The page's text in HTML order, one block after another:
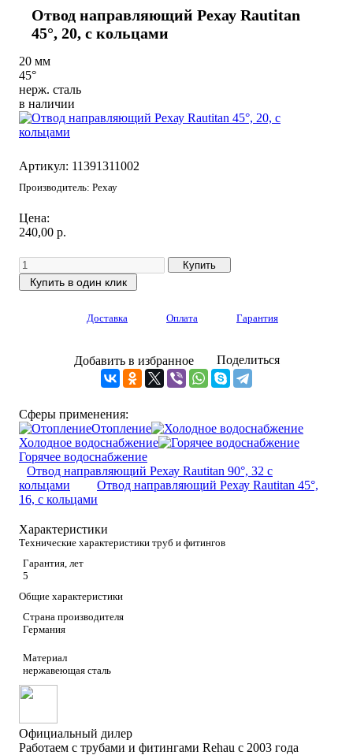
Отвод направляющий Рехау Rautitan
45°, 20, с кольцами
20 мм
45°
нерж. сталь
в наличии
Артикул: 11391311002
Производитель: Рехау
Цена:
240,00 р.
Доставка Оплата Гарантия
Добавить в избранное Поделиться
Сферы применения:
Отопление
Холодное водоснабжение
Горячее водоснабжение
Отвод направляющий Рехау Rautitan 90°, 32 с
кольцами
Отвод направляющий Рехау Rautitan 45°,
16, с кольцами
Характеристики
Технические характеристики труб и фитингов
Гарантия, лет
5
Общие характеристики
Страна производителя
Германия
Материал
нержавеющая сталь
Официальный дилер
Работаем с трубами и фитингами Rehau с 2003 года